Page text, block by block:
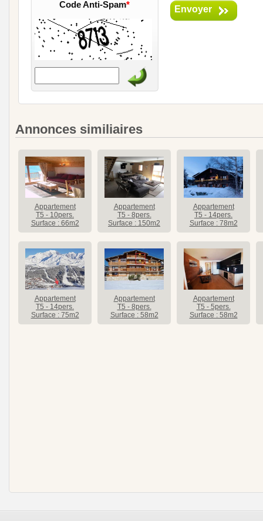
Code Anti-Spam* Envoyer
Annonces similiaires
Appartement
T5 - 10pers.
Surface : 66m2
Appartement
T5 - 8pers.
Surface : 150m2
Appartement
T5 - 14pers.
Surface : 78m2
Appartement
T5 - 14pers.
Surface : 75m2
Appartement
T5 - 8pers.
Surface : 58m2
Appartement
T5 - 5pers.
Surface : 58m2